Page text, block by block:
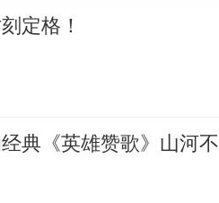
定格！
典《英雄赞歌》山河不